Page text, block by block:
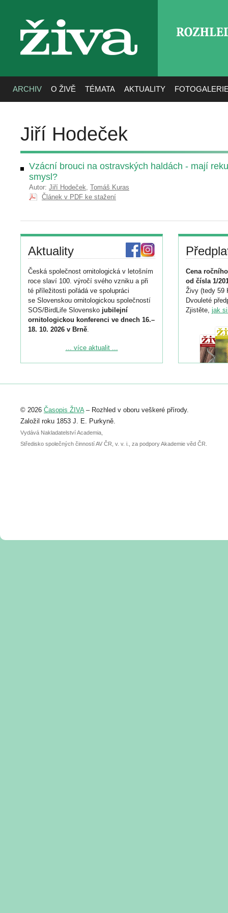
živa
ARCHIV O ŽIVĚ TÉMATA AKTUALITY
Jiří Hodeček
Vzácní brouci na ostravských haldách - mají
smysl?
Autor: Jiří Hodeček, Tomáš Kuras
Článek v PDF ke stažení
Aktuality
Česká společnost ornitologická v letošním
roce slaví 100. výročí svého vzniku a při
té příležitosti pořádá ve spolupráci
se Slovenskou ornitologickou společností
SOS/BirdLife Slovensko jubilejní
ornitologickou konferenci ve dnech 16.–
18. 10. 2026 v Brně.
Podrobnější informace ke konferenci
Registrovat se můžete do 6. září.
abstraktu přihlášené přednášky nebo
posteru je už 30. června.
... více aktualit ...
Cena
od čísla 1/
Živy (tedy 59
Dvouleté
Zjistěte, jak
© 2026 Časopis ŽIVA– Rozhled v oboru veškeré přírody.
Založil roku 1853 J. E. Purkyně.
Vydává Nakladatelství Academia,
Středisko společných činností AV ČR, v. v. i., za podpory Akademie věd ČR.